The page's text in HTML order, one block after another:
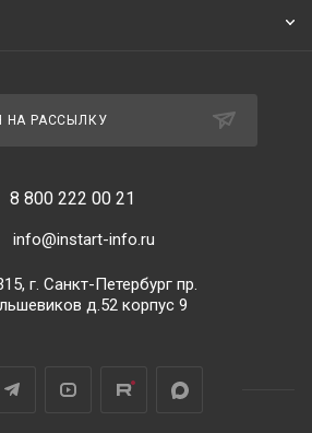
НА РАССЫЛКУ
8 800 222 00 21
info@instart-info.ru
г. Санкт-Петербург пр.
д.52 корпус 9